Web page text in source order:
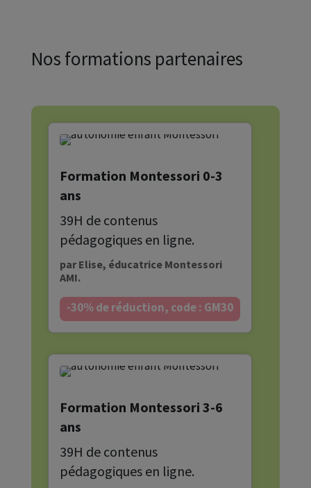
Nos formations partenaires
Formation Montessori 0-3
ans
39H de contenus
pédagogiques en ligne.
par Elise, éducatrice Montessori
AMI.
-30% de réduction, code : GM30
Formation Montessori 3-6
ans
39H de contenus
pédagogiques en ligne.